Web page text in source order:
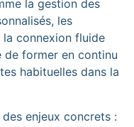
la gestion des
les
connexion fluide
de former en continu
habituelles dans la
des enjeux concrets :